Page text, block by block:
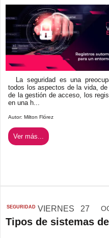
La seguridad es una
todos los aspectos de la vida,
de la gestión de acceso, los
en una h...
Autor: Milton Flórez
Ver más...
SEGURIDAD VIERNES 27
Tipos de sistemas